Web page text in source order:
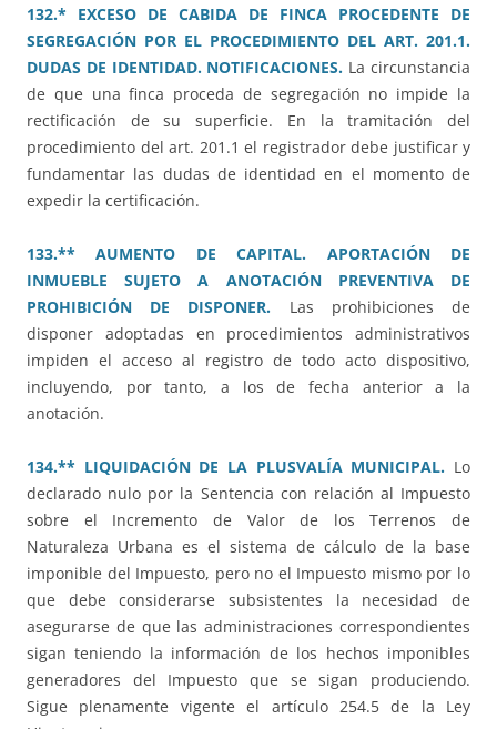
132.* EXCESO DE CABIDA DE FINCA PROCEDENTE DE
SEGREGACIÓN POR EL PROCEDIMIENTO DEL ART. 201.1.
DUDAS DE IDENTIDAD. NOTIFICACIONES. La circunstancia
de que una finca proceda de segregación no impide la
rectificación de su superficie. En la tramitación del
procedimiento del art. 201.1 el registrador debe justificar y
fundamentar las dudas de identidad en el momento de
expedir la certificación.
133.** AUMENTO DE CAPITAL. APORTACIÓN DE
INMUEBLE SUJETO A ANOTACIÓN PREVENTIVA DE
PROHIBICIÓN DE DISPONER. Las prohibiciones de
disponer adoptadas en procedimientos administrativos
impiden el acceso al registro de todo acto dispositivo,
incluyendo, por tanto, a los de fecha anterior a la
anotación.
134.** LIQUIDACIÓN DE LA PLUSVALÍA MUNICIPAL. Lo
declarado nulo por la Sentencia con relación al Impuesto
sobre el Incremento de Valor de los Terrenos de
Naturaleza Urbana es el sistema de cálculo de la base
imponible del Impuesto, pero no el Impuesto mismo por lo
que debe considerarse subsistentes la necesidad de
asegurarse de que las administraciones correspondientes
sigan teniendo la información de los hechos imponibles
generadores del Impuesto que se sigan produciendo.
Sigue plenamente vigente el artículo 254.5 de la Ley